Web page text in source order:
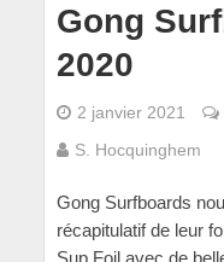
Gong
2020
2 janvier 2021
S. Hocquinghem
Gong Surfboards
récapitulatif de leur
Sup Foil avec de